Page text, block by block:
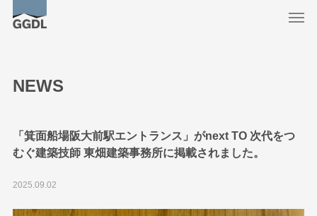
NEWS
「箕面船場阪大前駅エントランス」がnext TO 次代をつ
むぐ建築技師 東畑建築事務所に掲載されました。
2025.09.02